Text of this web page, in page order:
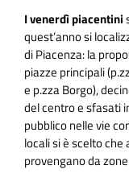
I venerdì piacentini
quest’anno si
di Piacenza: la
piazze principali
e p.zza Borgo),
del centro e sfasati
pubblico nelle vie
locali si è scelto che
provengano da